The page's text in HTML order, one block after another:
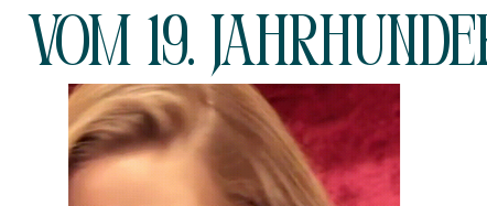
Vom 19.